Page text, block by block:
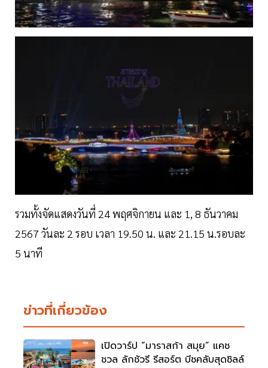
รวมทั้งจัดแสดงวันที่ 24 พฤศจิกายน และ 1, 8 ธันวาคม
2567 วันละ 2 รอบ เวลา 19.50 น. และ 21.15 น.รอบละ
5 นาที
ข่าวที่เกี่ยวข้อง
เปิดวาร์ป “มาราสก้า สมุย” แคช
ชวล ลักชัวรี รีสอร์ต บีชคลับสุดชิลล์